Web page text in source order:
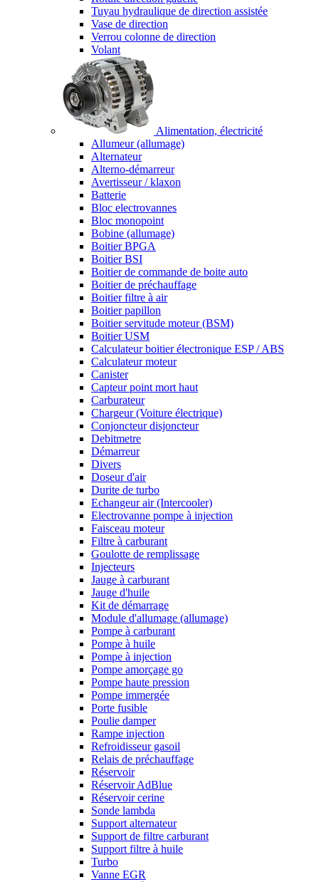
Tuyau hydraulique de direction assistée
Vase de direction
Verrou colonne de direction
Volant
Alimentation, électricité
Allumeur (allumage)
Alternateur
Alterno-démarreur
Avertisseur / klaxon
Batterie
Bloc electrovannes
Bloc monopoint
Bobine (allumage)
Boitier BPGA
Boitier BSI
Boitier de commande de boite auto
Boitier de préchauffage
Boitier filtre à air
Boitier papillon
Boitier servitude moteur (BSM)
Boitier USM
Calculateur boitier électronique ESP / ABS
Calculateur moteur
Canister
Capteur point mort haut
Carburateur
Chargeur (Voiture électrique)
Conjoncteur disjoncteur
Debitmetre
Démarreur
Divers
Doseur d'air
Durite de turbo
Echangeur air (Intercooler)
Electrovanne pompe à injection
Faisceau moteur
Filtre à carburant
Goulotte de remplissage
Injecteurs
Jauge à carburant
Jauge d'huile
Kit de démarrage
Module d'allumage (allumage)
Pompe à carburant
Pompe à huile
Pompe à injection
Pompe amorçage go
Pompe haute pression
Pompe immergée
Porte fusible
Poulie damper
Rampe injection
Refroidisseur gasoil
Relais de préchauffage
Réservoir
Réservoir AdBlue
Réservoir cerine
Sonde lambda
Support alternateur
Support de filtre carburant
Support filtre à huile
Turbo
Vanne EGR